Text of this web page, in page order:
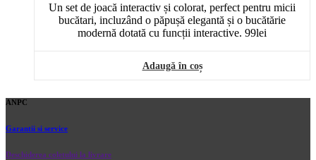
Un set de joacă interactiv și colorat, perfect pentru micii
bucătari, incluzând o păpușă elegantă și o bucătărie
modernă dotată cu funcții interactive. 99lei
Adaugă în coș
ANPC
Garantii si service
Deschiderea coletului la livrare